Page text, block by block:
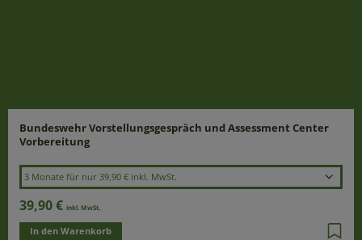
Bundeswehr Vorstellungsgespräch und Assessment Center
Vorbereitung
3 Monate für nur 39,90 € inkl. MwSt.
39,90 € inkl. MwSt.
In den Warenkorb